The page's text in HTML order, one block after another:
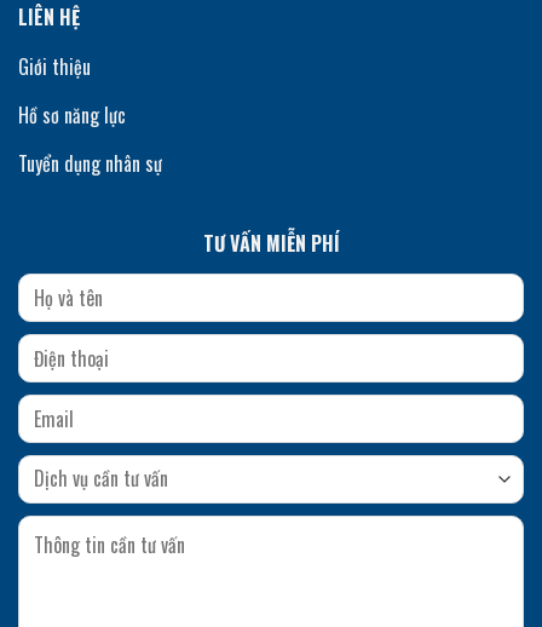
LIÊN HỆ
Giới thiệu
Hồ sơ năng lực
Tuyển dụng nhân sự
TƯ VẤN MIỄN PHÍ